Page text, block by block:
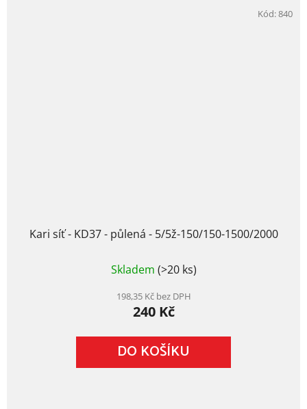
Kari síť - KD37 - půlená - 5/5ž-150/150-1500/2000
Skladem (>20 ks)
198,35 Kč bez DPH
240 Kč
DO KOŠÍKU
Kód:840